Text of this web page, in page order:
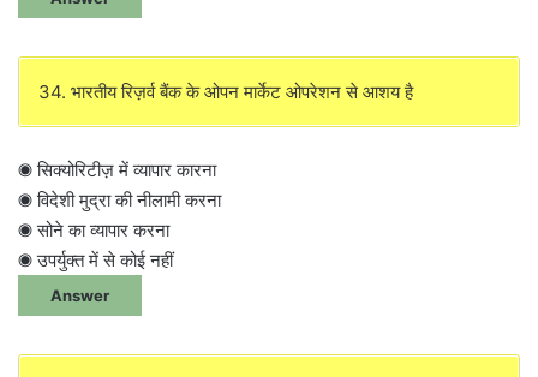
34. भारतीय रिज़र्व बैंक के ओपन मार्केट ओपरेशन से आशय है
◉ सिक्योरिटीज़ में व्यापार कारना
◉ विदेशी मुद्रा की नीलामी करना
◉ सोने का व्यापार करना
◉ उपर्युक्त में से कोई नहीं
Answer